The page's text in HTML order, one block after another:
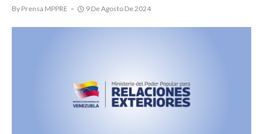
By Prensa MPPRE 9 De Agosto De 2024